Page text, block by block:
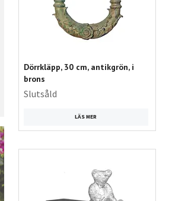
Dörrkläpp, 30 cm, antikgrön, i
brons
Slutsåld
LÄS MER